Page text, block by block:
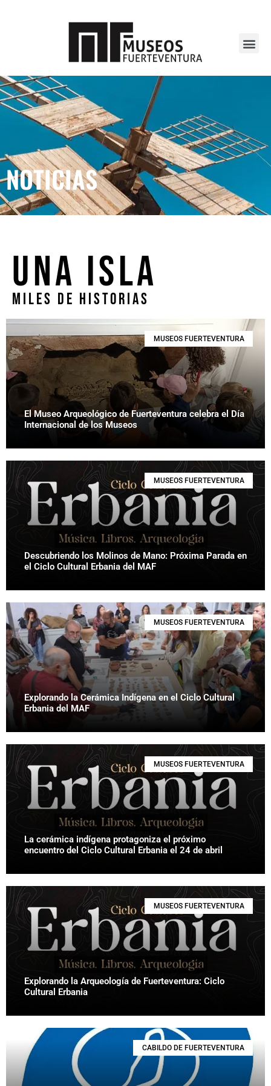
NOTICIAS
UNA ISLA
MILES DE HISTORIAS
MUSEOS FUERTEVENTURA
El Museo Arqueológico de Fuerteventura celebra el Día
Internacional de los Museos
MUSEOS FUERTEVENTURA
Descubriendo los Molinos de Mano: Próxima Parada en
el Ciclo Cultural Erbania del MAF
MUSEOS FUERTEVENTURA
Explorando la Cerámica Indígena en el Ciclo Cultural
Erbania del MAF
MUSEOS FUERTEVENTURA
La cerámica indígena protagoniza el próximo
encuentro del Ciclo Cultural Erbania el 24 de abril
MUSEOS FUERTEVENTURA
Explorando la Arqueología de Fuerteventura: Ciclo
Cultural Erbania
CABILDO DE FUERTEVENTURA